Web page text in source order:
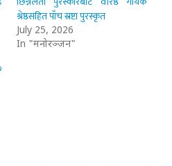
श्रेष्ठसहित पाँच स्रष्टा पुरस्कृत
July 25, 2026
In "मनोरञ्जन"